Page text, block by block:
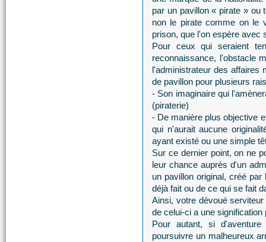
par un pavillon « pirate » ou
non le pirate comme on le
prison, que l'on espère avec
Pour ceux qui seraient
reconnaissance, l'obstacle
l'administrateur des affaires
de pavillon pour plusieurs
- Son imaginaire qui
(piraterie)
- De manière plus objective
qui n'aurait aucune
ayant existé ou une simple
Sur ce dernier point, on ne
leur chance auprès d'un
un pavillon original, créé
déjà fait ou de ce qui se fait
Ainsi, votre dévoué
de celui-ci a une signification
Pour autant, si
poursuivre un malheureux